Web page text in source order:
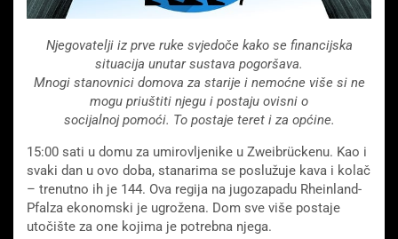
Njegovatelji iz prve ruke svjedoče kako se financijska
situacija unutar sustava pogoršava.
Mnogi stanovnici domova za starije i nemoćne više si ne
mogu priuštiti njegu i postaju ovisni o
socijalnoj pomoći. To postaje teret i za općine.
15:00 sati u domu za umirovljenike u Zweibrückenu. Kao i
svaki dan u ovo doba, stanarima se poslužuje kava i kolač
– trenutno ih je 144. Ova regija na jugozapadu Rheinland-
Pfalza ekonomski je ugrožena. Dom sve više postaje
utočište za one kojima je potrebna njega.